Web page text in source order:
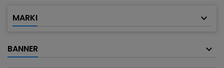
MARKI
BANNER